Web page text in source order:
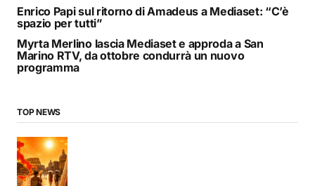
Enrico Papi sul ritorno di Amadeus a Mediaset: “C’è
spazio per tutti”
Myrta Merlino lascia Mediaset e approda a San
Marino RTV, da ottobre condurrà un nuovo
programma
TOP NEWS